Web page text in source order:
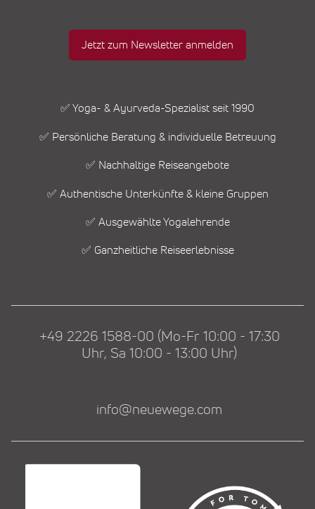
Jetzt zum Newsletter anmelden
✅ Yoga- & Ayurveda-Spezialist seit 1990
✅ Persönliche Beratung & individuelle Betreuung
✅ Nachhaltige Reiseangebote
✅ Authentische Unterkünfte & kleine Gruppen
✅ Ausgewählte Yogalehrende
✅ Ganzheitliche Reiseerlebnisse
+49 2226 1588-00 (Mo-Fr 10:00 - 17:30
Uhr, Sa 10:00 - 13:00 Uhr)
info@neuewege.com